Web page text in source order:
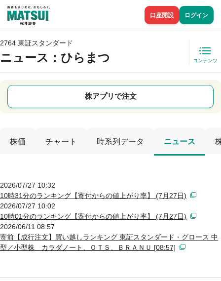
口座開設 ログイン
2764 東証スタンダード
ニュース ：ひらまつ コンテンツ
株アプリで注文
株価 チャート 時系列データ ニュース
2026/07/27 10:32
10時31分のランキング【寄付からの値上がり率】 (7月27日)
2026/07/27 10:02
10時01分のランキング【寄付からの値上がり率】 (7月27日)
2026/06/11 08:57
寄前【成行注文】買い越しランキング 東証スタンダード・グロース 中
型／小型株 カラダノート、ＯＴＳ、ＢＲＡＮＵ [08:57]